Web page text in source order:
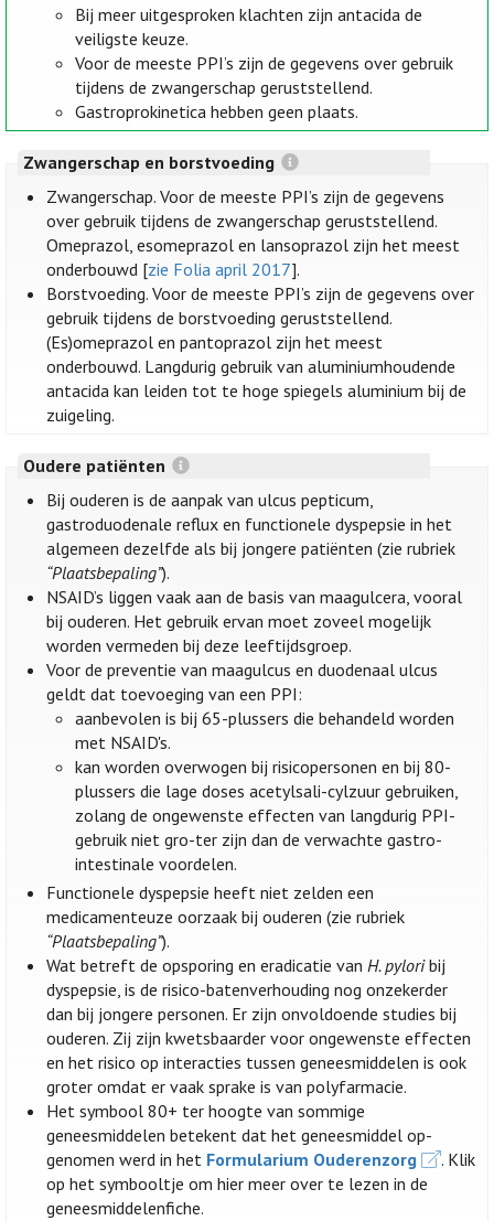
Bij meer uitgesproken klachten zijn antacida de
veiligste keuze.
Voor de meeste PPI’s zijn de gegevens over gebruik
tijdens de zwangerschap geruststellend.
Gastroprokinetica hebben geen plaats.
Zwangerschap en borstvoeding
Zwangerschap. Voor de meeste PPI’s zijn de gegevens
over gebruik tijdens de zwangerschap geruststellend.
Omeprazol, esomeprazol en lansoprazol zijn het meest
onderbouwd [zie Folia april 2017].
Borstvoeding. Voor de meeste PPI’s zijn de gegevens over
gebruik tijdens de borstvoeding geruststellend.
(Es)omeprazol en pantoprazol zijn het meest
onderbouwd. Langdurig gebruik van aluminiumhoudende
antacida kan leiden tot te hoge spiegels aluminium bij de
zuigeling.
Oudere patiënten
Bij ouderen is de aanpak van ulcus pepticum,
gastroduodenale reflux en functionele dyspepsie in het
algemeen dezelfde als bij jongere patiënten (zie rubriek
“Plaatsbepaling”).
NSAID’s liggen vaak aan de basis van maagulcera, vooral
bij ouderen. Het gebruik ervan moet zoveel mogelijk
worden vermeden bij deze leeftijdsgroep.
Voor de preventie van maagulcus en duodenaal ulcus
geldt dat toevoeging van een PPI:
aanbevolen is bij 65-plussers die behandeld worden
met NSAID's.
kan worden overwogen bij risicopersonen en bij 80-
plussers die lage doses acetylsali-cylzuur gebruiken,
zolang de ongewenste effecten van langdurig PPI-
gebruik niet gro-ter zijn dan de verwachte gastro-
intestinale voordelen.
Functionele dyspepsie heeft niet zelden een
medicamenteuze oorzaak bij ouderen (zie rubriek
“Plaatsbepaling”).
Wat betreft de opsporing en eradicatie vanH. pyloribij
dyspepsie, is de risico-batenverhouding nog onzekerder
dan bij jongere personen. Er zijn onvoldoende studies bij
ouderen. Zij zijn kwetsbaarder voor ongewenste effecten
en het risico op interacties tussen geneesmiddelen is ook
groter omdat er vaak sprake is van polyfarmacie.
Het symbool 80+ ter hoogte van sommige
geneesmiddelen betekent dat het geneesmiddel op-
genomen werd in het Formularium Ouderenzorg
. Klik
op het symbooltje om hier meer over te lezen in de
geneesmiddelenfiche.